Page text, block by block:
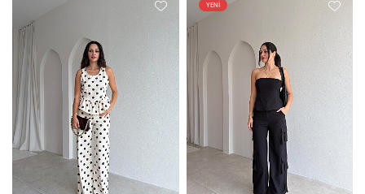
YENI